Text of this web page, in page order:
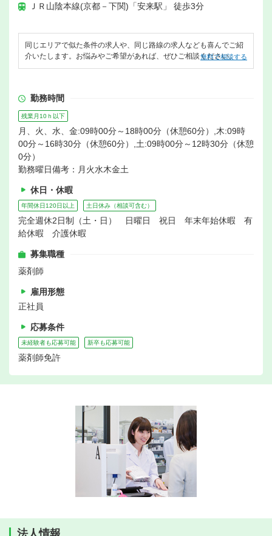
ＪＲ山陰本線(京都－下関)「安来駅」 徒歩3分
同じエリアで似た条件の求人や、同じ路線の求人なども喜んでご紹
介いたします。お悩みやご希望があれば、ぜひご相談ください。
無料で相談する
勤務時間
残業月10ｈ以下
月、火、水、金:09時00分～18時00分（休憩60分）,木:09時
00分～16時30分（休憩60分）,土:09時00分～12時30分（休憩
0分）
勤務曜日備考：月火水木金土
休日・休暇
年間休日120日以上 土日休み（相談可含む）
完全週休2日制（土・日） 日曜日 祝日 年末年始休暇 有
給休暇 介護休暇
募集職種
薬剤師
雇用形態
正社員
応募条件
未経験者も応募可能 新卒も応募可能
薬剤師免許